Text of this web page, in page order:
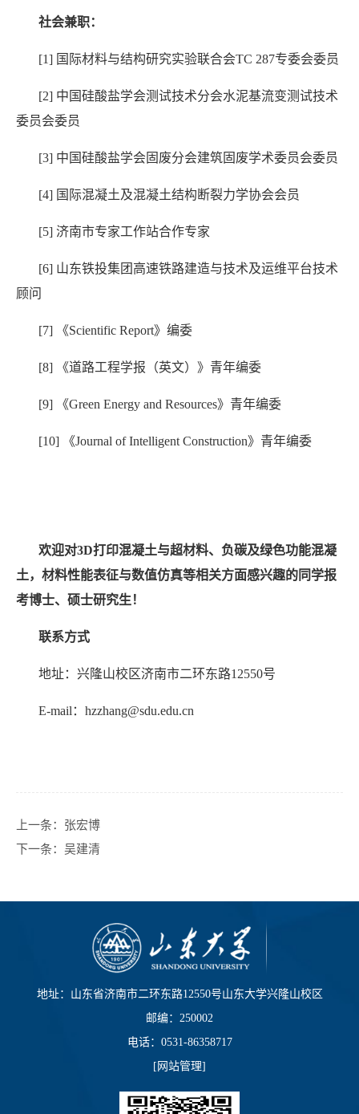
社会兼职：
[1] 国际材料与结构研究实验联合会TC 287专委会委员
[2] 中国硅酸盐学会测试技术分会水泥基流变测试技术
委员会委员
[3] 中国硅酸盐学会固废分会建筑固废学术委员会委员
[4] 国际混凝土及混凝土结构断裂力学协会会员
[5] 济南市专家工作站合作专家
[6] 山东铁投集团高速铁路建造与技术及运维平台技术
顾问
[7] 《Scientific Report》编委
[8] 《道路工程学报（英文）》青年编委
[9] 《Green Energy and Resources》青年编委
[10] 《Journal of Intelligent Construction》青年编委
欢迎对3D打印混凝土与超材料、负碳及绿色功能混凝
土，材料性能表征与数值仿真等相关方面感兴趣的同学报
考博士、硕士研究生！
联系方式
地址：兴隆山校区济南市二环东路12550号
E-mail ： hzzhang@sdu.edu.cn
上一条： 张宏博
下一条： 吴建清
地址：山东省济南市二环东路12550号山东大学兴隆山校区
邮编：250002
电话：0531-86358717
[ 网站管理]